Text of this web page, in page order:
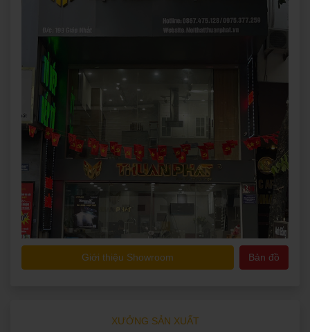
Giới thiệu Showroom Bản đồ
XƯỞNG SẢN XUẤT